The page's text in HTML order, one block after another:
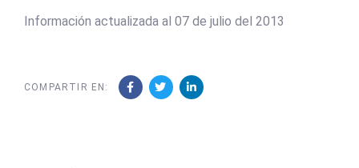
Información actualizada al 07 de julio del 2013
COMPARTIR EN: